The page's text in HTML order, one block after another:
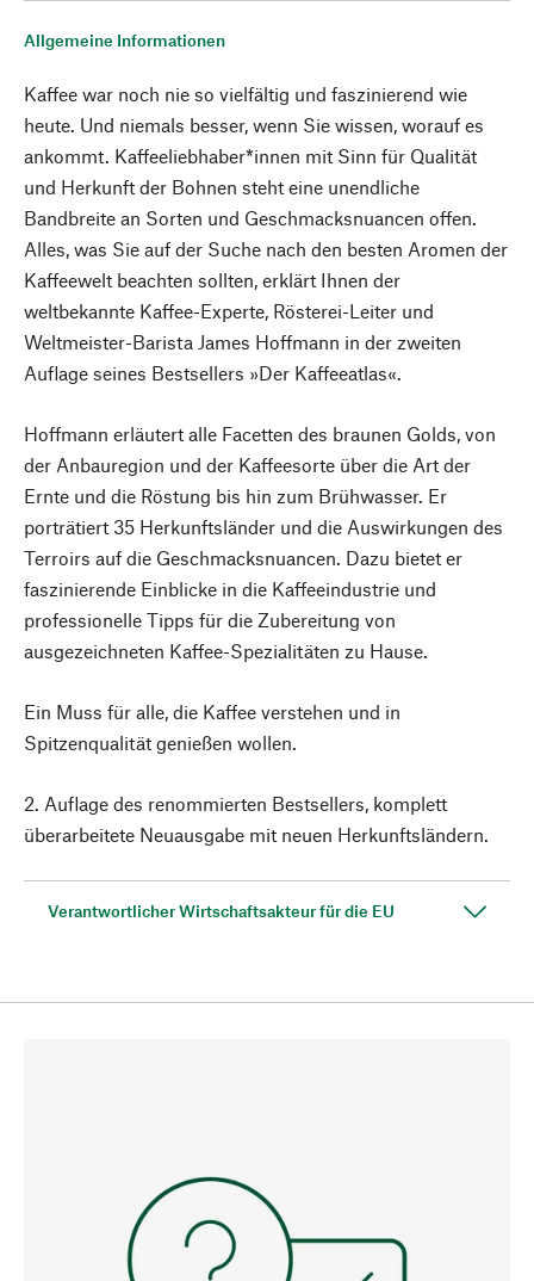
Allgemeine Informationen
Kaffee war noch nie so vielfältig und faszinierend wie
heute. Und niemals besser, wenn Sie wissen, worauf es
ankommt. Kaffeeliebhaber*innen mit Sinn für Qualität
und Herkunft der Bohnen steht eine unendliche
Bandbreite an Sorten und Geschmacksnuancen offen.
Alles, was Sie auf der Suche nach den besten Aromen der
Kaffeewelt beachten sollten, erklärt Ihnen der
weltbekannte Kaffee-Experte, Rösterei-Leiter und
Weltmeister-Barista James Hoffmann in der zweiten
Auflage seines Bestsellers »Der Kaffeeatlas«.
Hoffmann erläutert alle Facetten des braunen Golds, von
der Anbauregion und der Kaffeesorte über die Art der
Ernte und die Röstung bis hin zum Brühwasser. Er
porträtiert 35 Herkunftsländer und die Auswirkungen des
Terroirs auf die Geschmacksnuancen. Dazu bietet er
faszinierende Einblicke in die Kaffeeindustrie und
professionelle Tipps für die Zubereitung von
ausgezeichneten Kaffee-Spezialitäten zu Hause.
Ein Muss für alle, die Kaffee verstehen und in
Spitzenqualität genießen wollen.
2. Auflage des renommierten Bestsellers, komplett
überarbeitete Neuausgabe mit neuen Herkunftsländern.
Verantwortlicher Wirtschaftsakteur für die EU